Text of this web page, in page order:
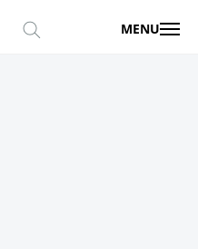
MENU